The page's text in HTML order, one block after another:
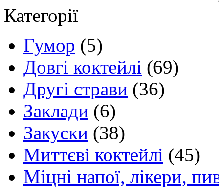
Категорії
Гумор (5)
Довгі коктейлі (69)
Другі страви (36)
Заклади (6)
Закуски (38)
Миттєві коктейлі (45)
Міцні напої, лікери,